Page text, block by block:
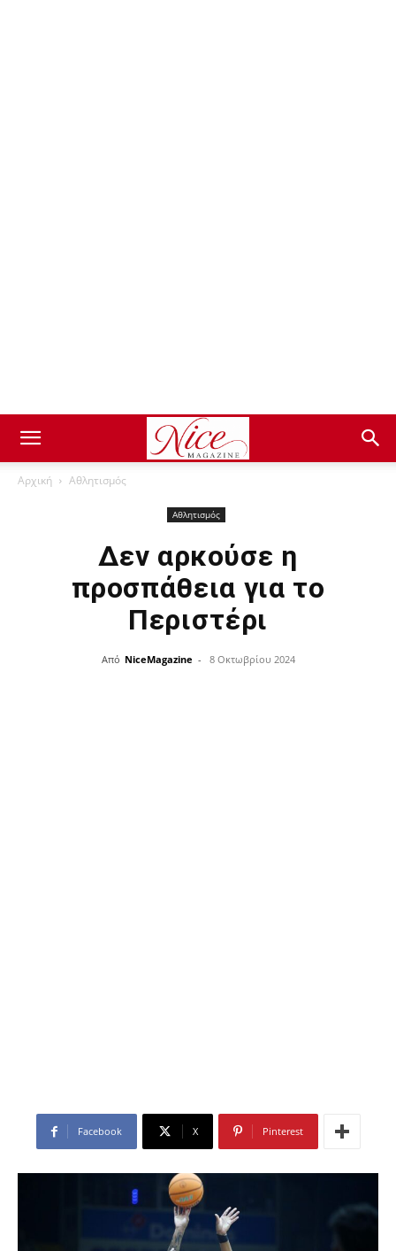
Αρχική Αθλητισμός
Αθλητισμός
Δεν αρκούσε η
προσπάθεια για το
Περιστέρι
Από NiceMagazine - 8 Οκτωβρίου 2024
Facebook X Pinterest